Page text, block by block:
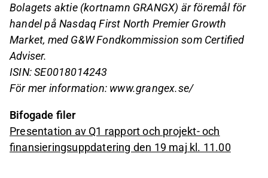
Bolagets aktie (kortnamn GRANGX) är föremål för
handel på Nasdaq First North Premier Growth
Market, med G&W Fondkommission som Certified
Adviser.
ISIN: SE0018014243
För mer information: www.grangex.se/
Bifogade filer
Presentation av Q1 rapport och projekt- och
finansieringsuppdatering den 19 maj kl. 11.00